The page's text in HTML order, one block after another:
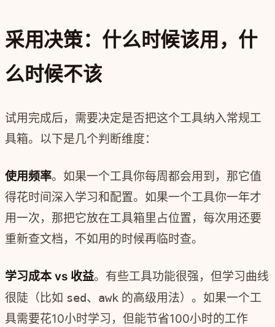
采用决策：什么时候该用，什
么时候不该
试用完成后，需要决定是否把这个工具纳入常规工
具箱。以下是几个判断维度：
使用频率。如果一个工具你每周都会用到，那它值
得花时间深入学习和配置。如果一个工具你一年才
用一次，那把它放在工具箱里占位置，每次用还要
重新查文档，不如用的时候再临时查。
学习成本 vs 收益。有些工具功能很强，但学习曲线
很陡（比如 sed、 awk 的高级用法）。如果一个工
具需要花10小时学习，但能节省100小时的工作